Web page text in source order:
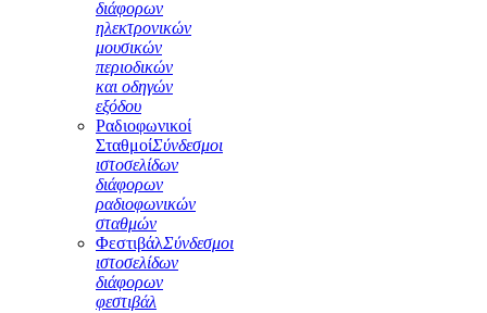
διάφορων
ηλεκτρονικών
μουσικών
περιοδικών
και οδηγών
εξόδου
Ραδιοφωνικοί
ΣταθμοίΣύνδεσμοι
ιστοσελίδων
διάφορων
ραδιοφωνικών
σταθμών
ΦεστιβάλΣύνδεσμοι
ιστοσελίδων
διάφορων
φεστιβάλ